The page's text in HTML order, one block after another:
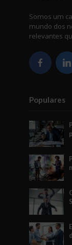
Somos um
mundo dos
relevantes
Populares